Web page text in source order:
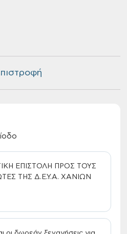
ΕΠΙΣΤΟΛΗ ΠΡΟΣ ΤΟΥΣ
ΤΗΣ Δ.Ε.Υ.Α. ΧΑΝΙΩΝ